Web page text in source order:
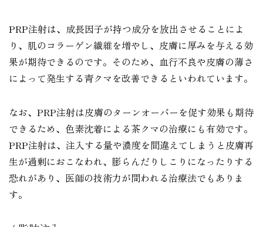
PRP注射は、成長因子が持つ成分を放出させることによ
り、肌のコラーゲン繊維を増やし、皮膚に厚みを与える効
果が期待できるのです。そのため、血行不良や皮膚の薄さ
によって発生する青クマを改善できるといわれています。
なお、PRP注射は皮膚のターンオーバーを促す効果も期待
できるため、色素沈着による茶クマの治療にも有効です。
PRP注射は、注入する量や濃度を間違えてしまうと皮膚再
生が過剰におこなわれ、膨らんだりしこりになったりする
恐れがあり、医師の技術力が問われる治療法でもありま
す。